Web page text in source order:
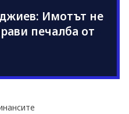
Имотът не
печалба от